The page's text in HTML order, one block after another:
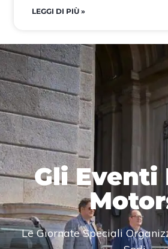
LEGGI DI PIÙ »
Gli Eventi
Le Giornate Speciali